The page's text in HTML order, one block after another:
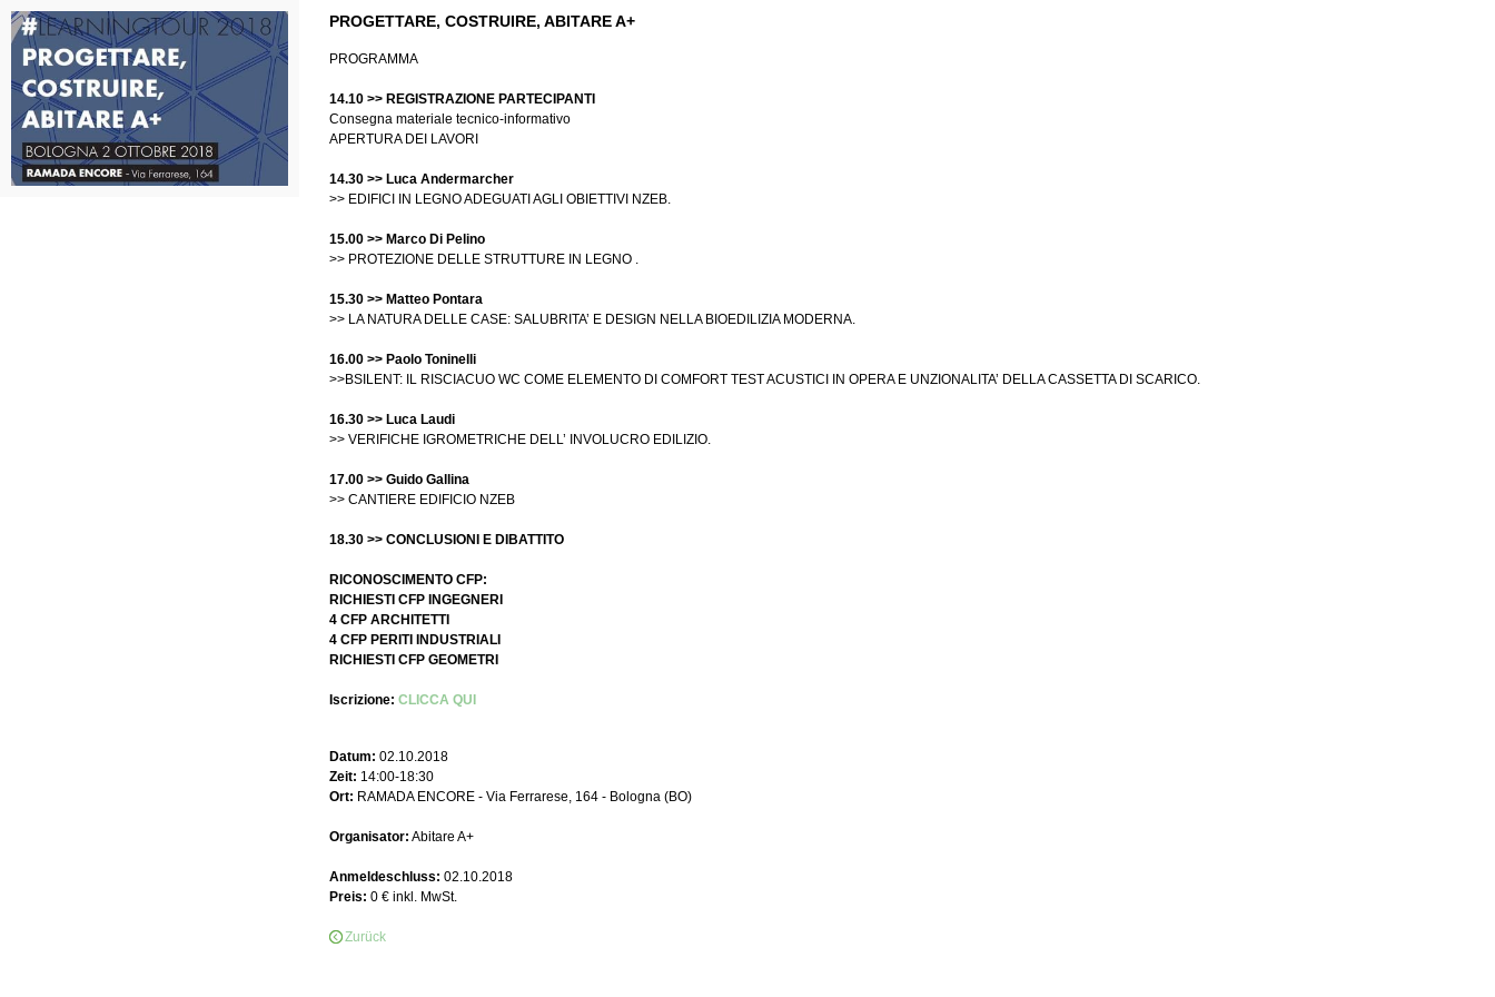
PROGETTARE, COSTRUIRE, ABITARE A+
PROGRAMMA
14.10 >> REGISTRAZIONE PARTECIPANTI
Consegna materiale tecnico-informativo
APERTURA DEI LAVORI
14.30 >> Luca Andermarcher
>> EDIFICI IN LEGNO ADEGUATI AGLI OBIETTIVI NZEB.
15.00 >> Marco Di Pelino
>> PROTEZIONE DELLE STRUTTURE IN LEGNO .
15.30 >> Matteo Pontara
>> LA NATURA DELLE CASE: SALUBRITA’ E DESIGN NELLA BIOEDILIZIA MODERNA.
16.00 >> Paolo Toninelli
>>BSILENT: IL RISCIACUO WC COME ELEMENTO DI COMFORT TEST ACUSTICI IN OPERA E UNZIONALITA’ DELLA CASSETTA DI SCARICO.
16.30 >> Luca Laudi
>> VERIFICHE IGROMETRICHE DELL’ INVOLUCRO EDILIZIO.
17.00 >> Guido Gallina
>> CANTIERE EDIFICIO NZEB
18.30 >> CONCLUSIONI E DIBATTITO
RICONOSCIMENTO CFP:
RICHIESTI CFP INGEGNERI
4 CFP ARCHITETTI
4 CFP PERITI INDUSTRIALI
RICHIESTI CFP GEOMETRI
Iscrizione: CLICCA QUI
Datum: 02.10.2018
Zeit: 14:00-18:30
Ort: RAMADA ENCORE - Via Ferrarese, 164 - Bologna (BO)
Organisator: Abitare A+
Anmeldeschluss: 02.10.2018
Preis: 0 € inkl. MwSt.
Zurück